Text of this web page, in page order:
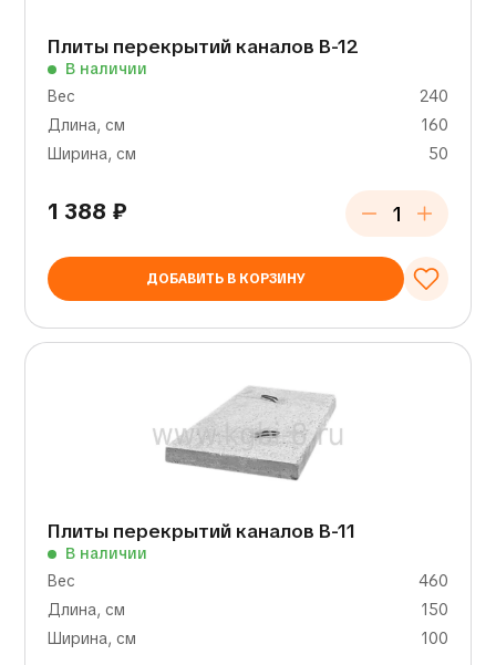
Плиты перекрытий каналов В-12
В наличии
Вес
240
Длина, см
160
Ширина, см
50
1 388 ₽
ДОБАВИТЬ В КОРЗИНУ
Плиты перекрытий каналов В-11
В наличии
Вес
460
Длина, см
150
Ширина, см
100